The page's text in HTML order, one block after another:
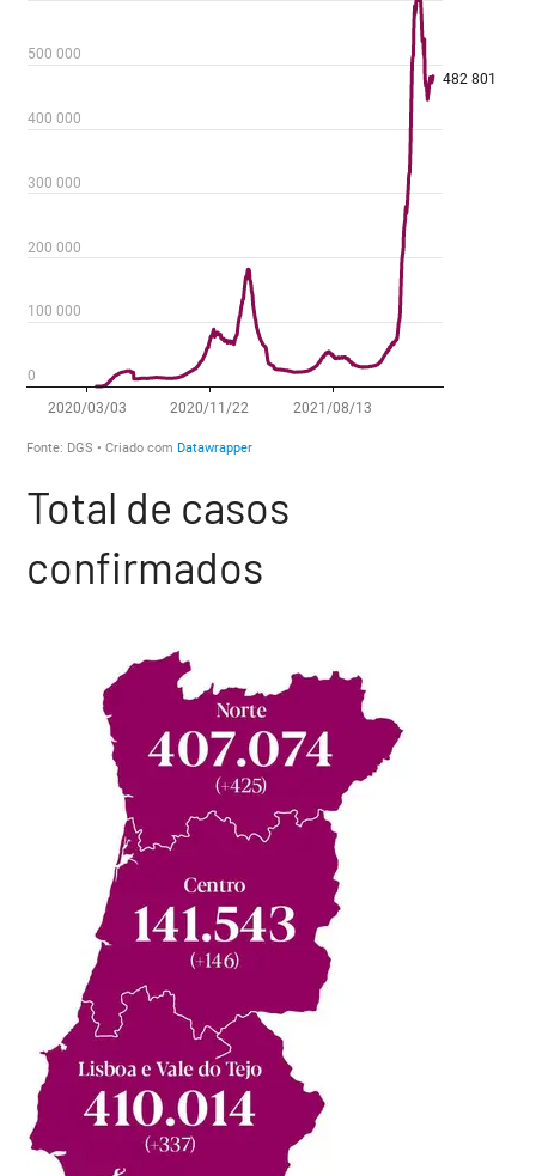
Total de casos
confirmados